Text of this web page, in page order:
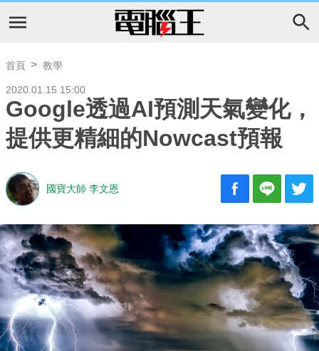
首頁 教學
2020.01.15 15:00
Google透過AI預測天氣變化，
提供更精細的Nowcast預報
國寶大師 李文恩